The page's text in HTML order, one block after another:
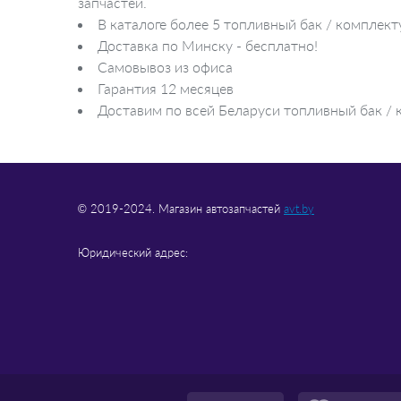
В каталоге более 5 топливный бак /
Доставка по Минску - бесплатно!
Самовывоз из офиса
Гарантия 12 месяцев
Доставим по всей Беларуси топливный бак /
© 2019-2024. Магазин автозапчастей avt.by
Юридический адрес: